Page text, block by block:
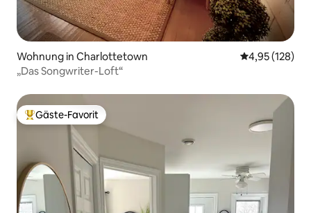
Wohnung in Charlottetown
4,95 (128)
„Das Songwriter-Loft“
Beliebter Gäste-Favorit.
Gäste-Favorit